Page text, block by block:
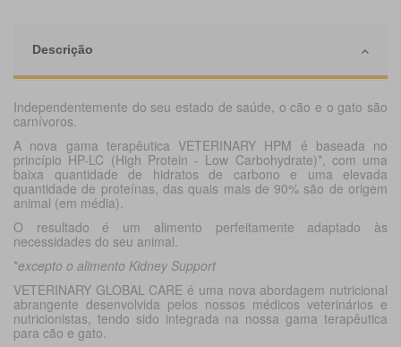
Descrição
Independentemente do seu estado de saúde, o cão e o gato são
carnívoros.
A nova gama terapêutica VETERINARY HPM é baseada no
princípio HP-LC (High Protein - Low Carbohydrate)*, com uma
baixa quantidade de hidratos de carbono e uma elevada
quantidade de proteínas, das quais mais de 90% são de origem
animal (em média).
O resultado é um alimento perfeitamente adaptado às
necessidades do seu animal.
*excepto o alimento Kidney Support
VETERINARY GLOBAL CARE é uma nova abordagem nutricional
abrangente desenvolvida pelos nossos médicos veterinários e
nutricionistas, tendo sido integrada na nossa gama terapêutica
para cão e gato.